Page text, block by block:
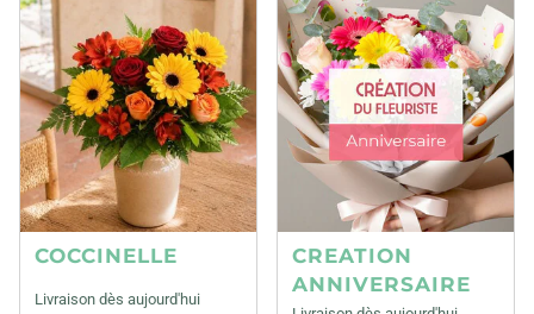
COCCINELLE
Livraison dès aujourd'hui
CREATION
ANNIVERSAIRE